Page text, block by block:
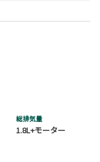
総排気量
1.8L+モーター